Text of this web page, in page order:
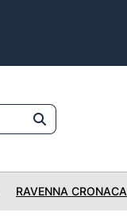
RAVENNA CRONACA